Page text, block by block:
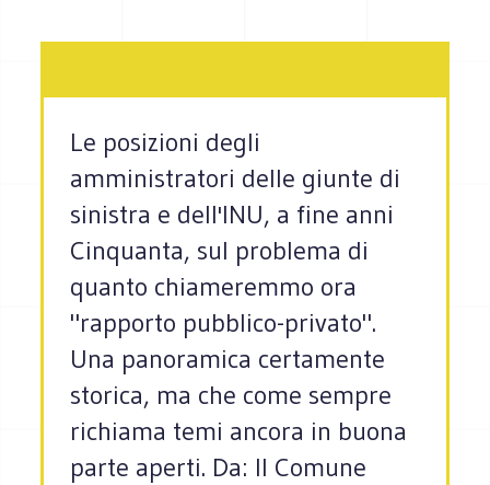
Le posizioni degli
amministratori delle giunte di
sinistra e dell'INU, a fine anni
Cinquanta, sul problema di
quanto chiameremmo ora
"rapporto pubblico-privato".
Una panoramica certamente
storica, ma che come sempre
richiama temi ancora in buona
parte aperti. Da: Il Comune